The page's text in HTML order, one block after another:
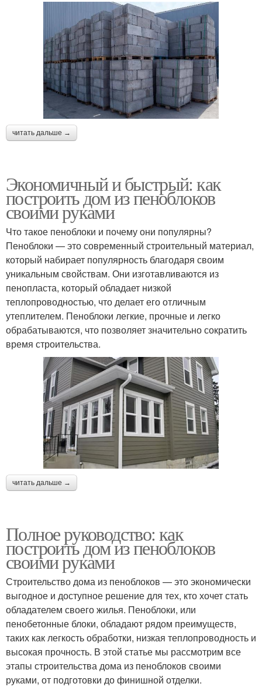
читать дальше →
Экономичный и быстрый: как
построить дом из пеноблоков
своими руками
Что такое пеноблоки и почему они популярны?
Пеноблоки — это современный строительный материал,
который набирает популярность благодаря своим
уникальным свойствам. Они изготавливаются из
пенопласта, который обладает низкой
теплопроводностью, что делает его отличным
утеплителем. Пеноблоки легкие, прочные и легко
обрабатываются, что позволяет значительно сократить
время строительства.
читать дальше →
Полное руководство: как
построить дом из пеноблоков
своими руками
Строительство дома из пеноблоков — это экономически
выгодное и доступное решение для тех, кто хочет стать
обладателем своего жилья. Пеноблоки, или
пенобетонные блоки, обладают рядом преимуществ,
таких как легкость обработки, низкая теплопроводность и
высокая прочность. В этой статье мы рассмотрим все
этапы строительства дома из пеноблоков своими
руками, от подготовки до финишной отделки.